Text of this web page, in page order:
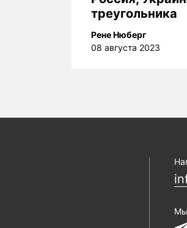
треугольника
Рене Нюберг
08 августа 2023
Мы